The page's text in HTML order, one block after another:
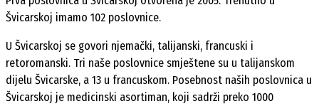
Švicarskoj imamo 102 poslovnice.
U Švicarskoj se govori njemački, talijanski, francuski i
retoromanski. Tri naše poslovnice smještene su u talijanskom
dijelu Švicarske, a 13 u francuskom. Posebnost naših poslovnica u
Švicarskoj je medicinski asortiman, koji sadrži preko 1000